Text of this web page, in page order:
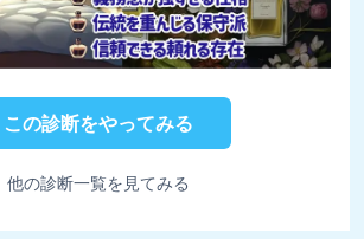
この診断をやってみる
他の診断一覧を見てみる